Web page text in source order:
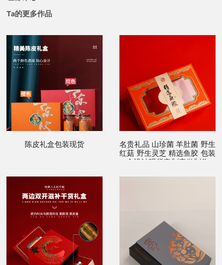
Ta的更多作品
陈皮礼盒包装现货
名贵礼品 山珍菌 羊肚菌 野生
红菇 野生灵芝 精选鱼胶 包装
盒设计现货定制定做制作